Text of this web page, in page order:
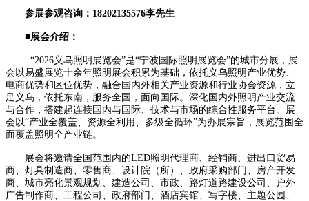
参展参观咨询：18202135576李先生
■展会介绍 ：
“2026义乌照明展览会”是“宁波国际照明展览会”的城市分展，展
会以易盛展览十余年照明展会积累为基础，依托义乌照明产业优势、
电商优势和区位优势，融合国内外相关产业资源和行业协会资源，立
足义乌，依托东南，服务全国，面向国际。深化国内外照明产业交流
与合作，搭建起连接国内与国际、技术与市场的综合性服务平台。展
会以“产业全覆盖、资源全利用、多级全循环”为办展宗旨，展览范围全
面覆盖照明全产业链。
展会将邀请全国范围内的LED照明代理商、经销商、进出口贸易
商、灯具制造商、零售商、设计院（所）、政府采购部门、房产开发
商、城市亮化景观规划、建造公司、市政、路灯道路建设公司、户外
广告制作商、工程公司、政府部门、酒店宾馆、写字楼、主题公园、